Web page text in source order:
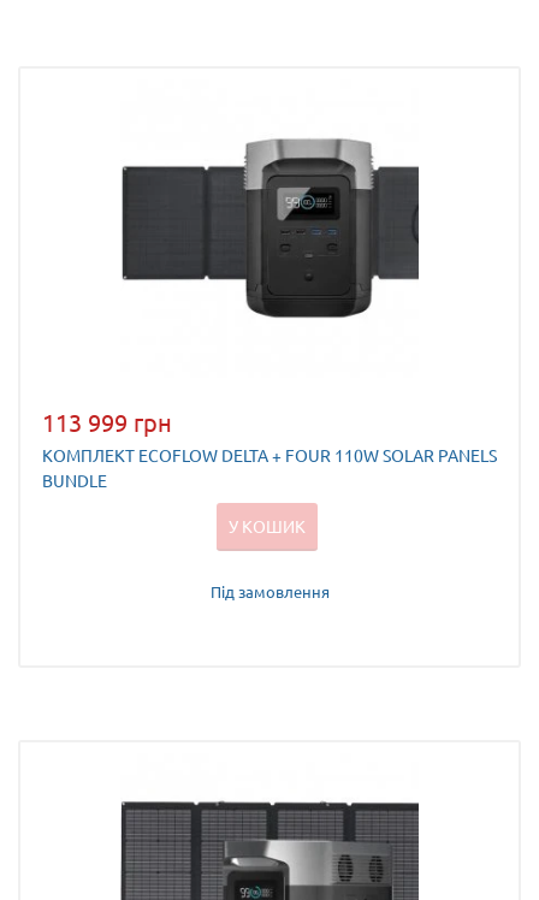
113 999 грн
КОМПЛЕКТ ECOFLOW DELTA + FOUR 110W SOLAR PANELS
BUNDLE
У КОШИК
Під замовлення